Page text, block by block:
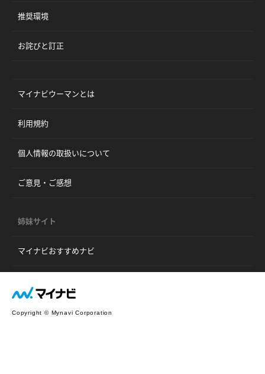
推奨環境
お詫びと訂正
マイナビウーマンとは
利用規約
個人情報の取扱いについて
ご意見・ご感想
姉妹サイト
マイナビおすすめナビ
Copyright © Mynavi Corporation